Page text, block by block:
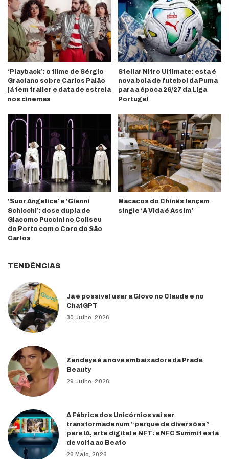
‘Playback’: o filme de Sérgio
Graciano sobre Carlos Paião
já tem trailer e data de estreia
nos cinemas
Stellar Nitro Ultimate: esta é
nova bola de futebol da Puma
para a época 26/27 da Liga
Portugal
‘Suor Angelica’ e ‘Gianni
Schicchi’: dose dupla de
Giacomo Puccini no Coliseu
do Porto com o Coro do São
Carlos
Macacos do Chinês lançam
single ‘A Vida é Assim’
TENDÊNCIAS
Já é possível usar a Glovo no Claude e no
ChatGPT
30 Julho, 2026
Zendaya é a nova embaixadora da Prada
Beauty
29 Julho, 2026
A Fábrica dos Unicórnios vai ser
transformada num “parque de diversões”
para IA, arte digital e NFT: a NFC Summit está
de volta ao Beato
26 Maio, 2026